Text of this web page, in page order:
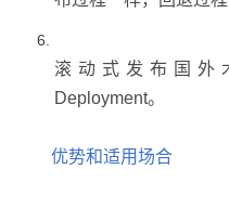
滚动式发布国外
优势和适用场合